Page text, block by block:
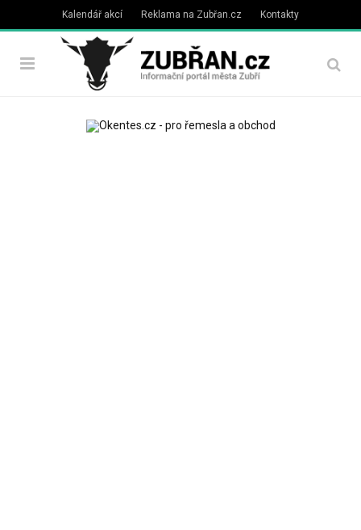
Kalendář akcí Reklama na Zubřan.cz Kontakty